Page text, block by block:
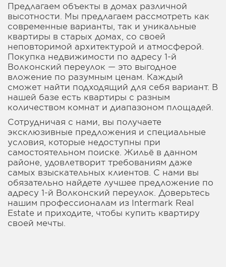
Предлагаем объекты в домах различной
высотности. Мы предлагаем рассмотреть как
современные варианты, так и уникальные
квартиры в старых домах, со своей
неповторимой архитектурой и атмосферой.
Покупка недвижимости по адресу 1-й
Волконский переулок — это выгодное
вложение по разумным ценам. Каждый
сможет найти подходящий для себя вариант. В
нашей базе есть квартиры с разным
количеством комнат и диапазоном площадей.
Сотрудничая с нами, вы получаете
эксклюзивные предложения и специальные
условия, которые недоступны при
самостоятельном поиске. Жильё в данном
районе, удовлетворит требованиям даже
самых взыскательных клиентов. С нами вы
обязательно найдете лучшее предложение по
адресу 1-й Волконский переулок. Доверьтесь
нашим профессионалам из Intermark Real
Estate и приходите, чтобы купить квартиру
своей мечты.